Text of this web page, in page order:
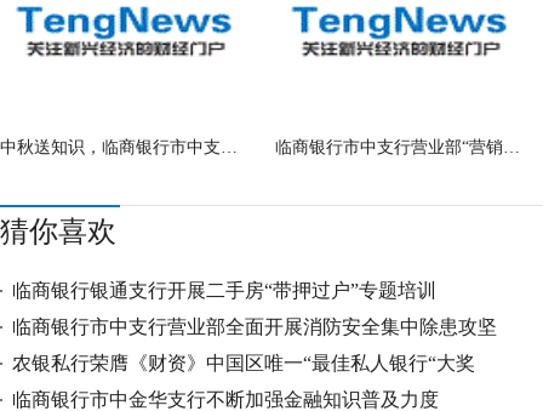
中秋送知识，临商银行市中支行营业部反 临商银行市中支行营业部“营销不间断、
猜你喜欢
临商银行银通支行开展二手房“带押过户”专题培训
临商银行市中支行营业部全面开展消防安全集中除患攻坚
行动，
农银私行荣膺《财资》中国区唯一“最佳私人银行“大奖
临商银行市中金华支行不断加强金融知识普及力度